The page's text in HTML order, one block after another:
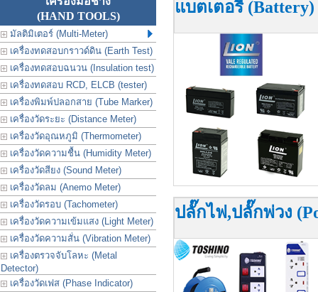
(HAND TOOLS)
มัลติมิเตอร์ (Multi-Meter)
เครื่องทดสอบกราวด์ดิน (Earth Test)
เครื่องทดสอบฉนวน (Insulation test)
เครื่องทดสอบ RCD, ELCB (tester)
เครื่องพิมพ์ปลอกสาย (Tube Marker)
เครื่องวัดระยะ (Distance Meter)
เครื่องวัดอุณหภูมิ (Thermometer)
เครื่องวัดความชื้น (Humidity Meter)
เครื่องวัดสียง (Sound Meter)
เครื่องวัดลม (Anemo Meter)
เครื่องวัดรอบ (Tachometer)
เครื่องวัดความเข้มแสง (Light Meter)
เครื่องวัดความสั่น (Vibration Meter)
เครื่องตรวจจับโลหะ (Metal
Detector)
เครื่องวัดเฟส (Phase Indicator)
แบตเตอรี่ (Battery)
ปลั๊กไฟ,ปลั๊กพ่วง